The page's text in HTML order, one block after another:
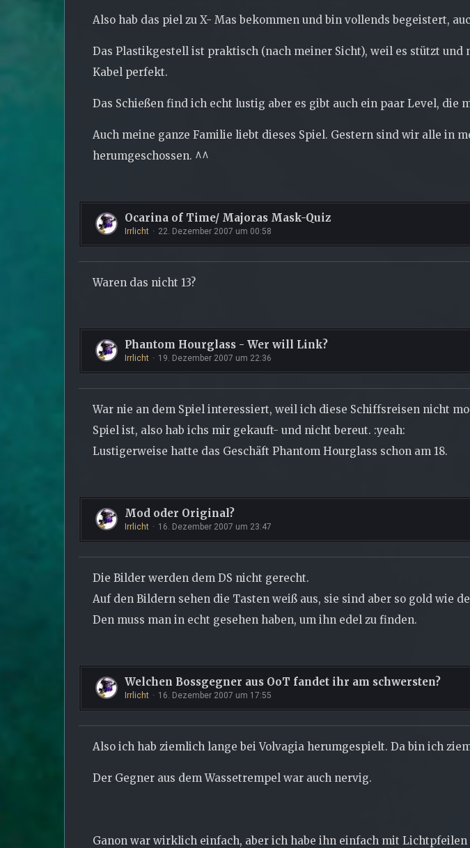
Also hab das piel zu X- Mas bekommen und bin vollends begeistert,
Das Plastikgestell ist praktisch (nach meiner Sicht), weil es stützt
Kabel perfekt.
Das Schießen find ich echt lustig aber es gibt auch ein paar Level, die
Auch meine ganze Familie liebt dieses Spiel. Gestern sind wir alle in
herumgeschossen. ^^
Ocarina of Time/ Majoras Mask-Quiz
Irrlicht 22. Dezember 2007 um 00:58
Waren das nicht 13?
Phantom Hourglass - Wer will Link?
Irrlicht 19. Dezember 2007 um 22:36
War nie an dem Spiel interessiert, weil ich diese Schiffsreisen nicht
Spiel ist, also hab ichs mir gekauft- und nicht bereut. :yeah:
Lustigerweise hatte das Geschäft Phantom Hourglass schon am 18.
Mod oder Original?
Irrlicht 16. Dezember 2007 um 23:47
Die Bilder werden dem DS nicht gerecht.
Auf den Bildern sehen die Tasten weiß aus, sie sind aber so gold wie
Den muss man in echt gesehen haben, um ihn edel zu finden.
Welchen Bossgegner aus OoT fandet ihr am schwersten?
Irrlicht 16. Dezember 2007 um 17:55
Also ich hab ziemlich lange bei Volvagia herumgespielt. Da bin ich
Der Gegner aus dem Wassetrempel war auch nervig.
Ganon war wirklich einfach, aber ich habe ihn einfach mit